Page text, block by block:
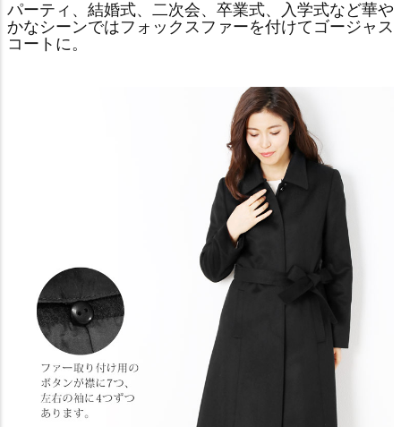
パーティ、結婚式、二次会、卒業式、入学式など華や
かなシーンではフォックスファーを付けてゴージャス
コートに。